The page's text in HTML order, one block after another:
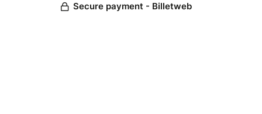
Secure payment - Billetweb